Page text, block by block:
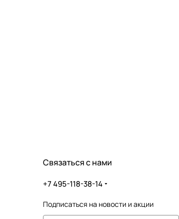
Связаться с нами
+7 495-118-38-14
Подписаться на новости и акции